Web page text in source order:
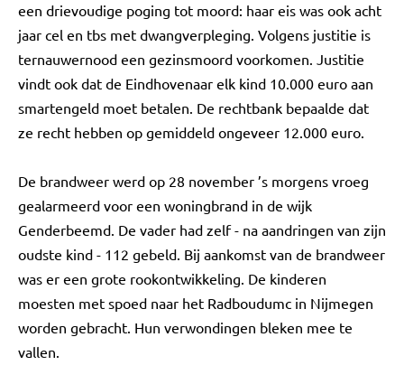
een drievoudige poging tot moord: haar eis was ook acht
jaar cel en tbs met dwangverpleging. Volgens justitie is
ternauwernood een gezinsmoord voorkomen. Justitie
vindt ook dat de Eindhovenaar elk kind 10.000 euro aan
smartengeld moet betalen. De rechtbank bepaalde dat
ze recht hebben op gemiddeld ongeveer 12.000 euro.
De brandweer werd op 28 november ’s morgens vroeg
gealarmeerd voor een woningbrand in de wijk
Genderbeemd. De vader had zelf - na aandringen van zijn
oudste kind - 112 gebeld. Bij aankomst van de brandweer
was er een grote rookontwikkeling. De kinderen
moesten met spoed naar het Radboudumc in Nijmegen
worden gebracht. Hun verwondingen bleken mee te
vallen.